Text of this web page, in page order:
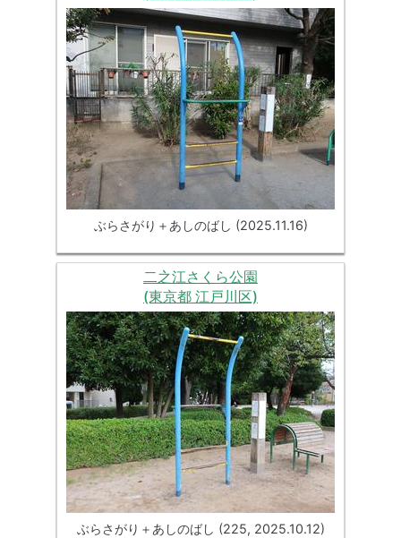
ぶらさがり＋あしのばし (2025.11.16)
二之江さくら公園
(東京都 江戸川区)
ぶらさがり＋あしのばし (225, 2025.10.12)